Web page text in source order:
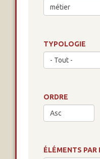
TYPOLOGIE
ORDRE
ÉLÉMENTS PAR